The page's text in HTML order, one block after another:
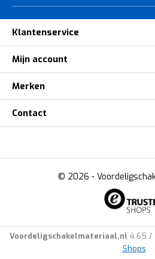
Klantenservice
Mijn account
Merken
Contact
© 2026 -
Voordeligschakelmateriaal.nl 4.65 /
Shops